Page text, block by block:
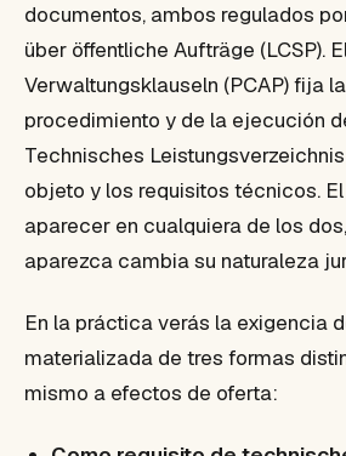
documentos, ambos regulados
über öffentliche Aufträge (LCSP).
Verwaltungsklauseln (PCAP) fija
procedimiento y de la ejecución
Technisches
objeto y los requisitos técnicos.
aparecer en cualquiera de los
aparezca cambia su naturaleza
En la práctica verás la exigencia
materializada de tres formas
mismo a efectos de oferta: